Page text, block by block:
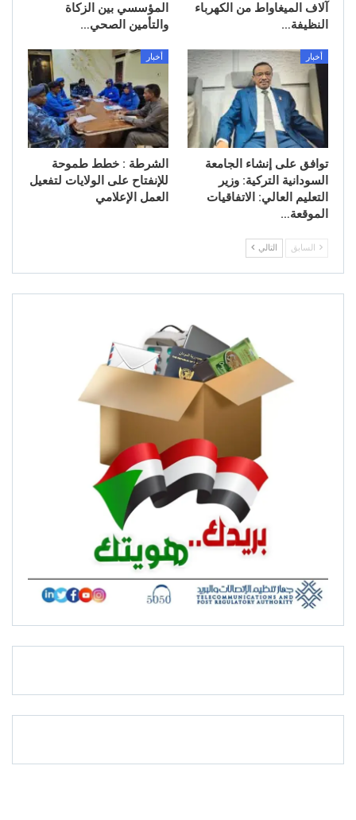
آلاف الميغاواط من الكهرباء
النظيفة…
المؤسسي بين الزكاة
والتأمين الصحي…
أخبار
توافق على إنشاء الجامعة
السودانية التركية: وزير
التعليم العالي: الاتفاقيات
الموقعة…
أخبار
الشرطة : خطط طموحة
للإنفتاح على الولايات لتفعيل
العمل الإعلامي
السابق التالي